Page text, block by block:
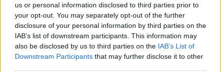
us or personal information disclosed to third parties prior to
your opt-out. You may separately opt-out of the further
disclosure of your personal information by third parties on the
IAB’s list of downstream participants. This information may
also be disclosed by us to third parties on the IAB’s List of
Downstream Participants that may further disclose it to other
ΣΧΕΤΙΚΑ ΑΡΘΡΑ